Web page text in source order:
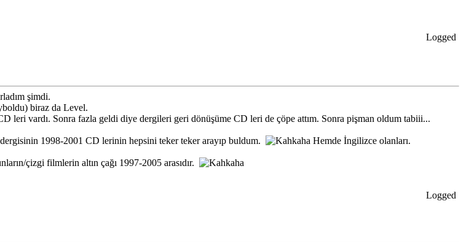
Logged
şimdi.
biraz da Level.
leri vardı. Sonra fazla geldi diye dergileri geri dönüşüme CD leri de çöpe attım. Sonra pişman oldum tabiii...
1998-2001 CD lerinin hepsini teker teker arayıp buldum. Hemde İngilizce olanları.
çizgi filmlerin altın çağı 1997-2005 arasıdır.
Logged